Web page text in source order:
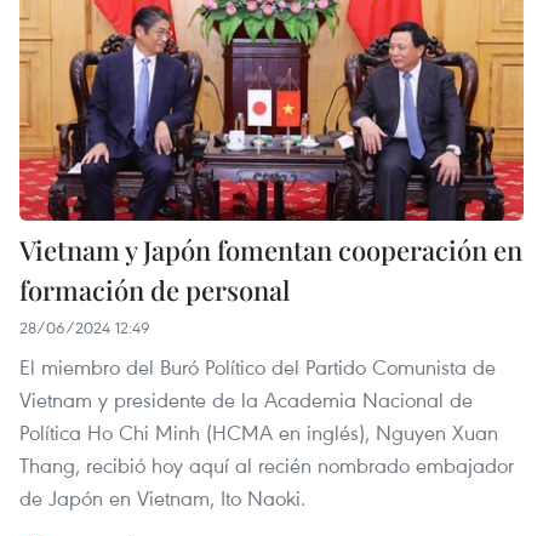
Vietnam y Japón fomentan cooperación en
formación de personal
28/06/2024 12:49
El miembro del Buró Político del Partido Comunista de
Vietnam y presidente de la Academia Nacional de
Política Ho Chi Minh (HCMA en inglés), Nguyen Xuan
Thang, recibió hoy aquí al recién nombrado embajador
de Japón en Vietnam, Ito Naoki.